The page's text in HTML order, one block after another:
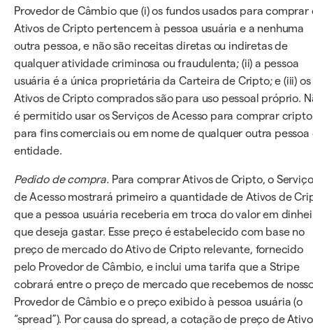
Provedor de Câmbio que (i) os fundos usados para comprar
Ativos de Cripto pertencem à pessoa usuária e a nenhuma
outra pessoa, e não são receitas diretas ou indiretas de
qualquer atividade criminosa ou fraudulenta; (ii) a pessoa
usuária é a única proprietária da Carteira de Cripto; e (iii) os
Ativos de Cripto comprados são para uso pessoal próprio.
é permitido usar os Serviços de Acesso para comprar cripto
para fins comerciais ou em nome de qualquer outra pessoa
entidade.
Pedido de compra. Para comprar Ativos de Cripto, o Serviço
de Acesso mostrará primeiro a quantidade de Ativos de
que a pessoa usuária receberia em troca do valor em
que deseja gastar. Esse preço é estabelecido com base no
preço de mercado do Ativo de Cripto relevante, fornecido
pelo Provedor de Câmbio, e inclui uma tarifa que a Stripe
cobrará entre o preço de mercado que recebemos de
Provedor de Câmbio e o preço exibido à pessoa usuária (o
“spread”). Por causa do spread, a cotação de preço de